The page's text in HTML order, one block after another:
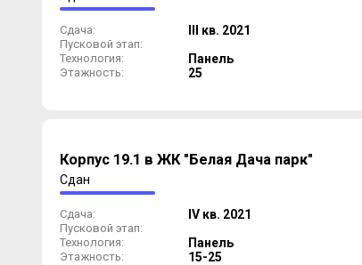
Сдача: III кв. 2021
Пусковой этап:
Технология:
Панель
Этажность: 25
Корпус 19.1 в ЖК "Белая Дача парк"
Сдан
Сдача: IV кв. 2021
Пусковой этап:
Технология:
Панель
Этажность: 15-25